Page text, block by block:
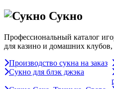
Сукно
Профессиональный каталог
для казино и домашних клубов,
Производство сукна на заказ
Сукно для блэк джэка